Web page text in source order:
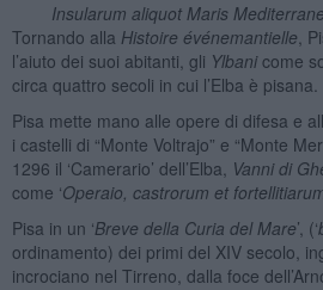
Insularum aliquot Maris
Tornando alla Histoire événemantielle,
l’aiuto dei suoi abitanti, gli Ylbanicome
circa quattro secoli in cui l’Elba è pisana.
Pisa mette mano alle opere di difesa e
i castelli di “Monte Voltrajo” e “Monte
1296 il ‘Camerario’ dell’Elba, Vanni di
come ‘Operaio, castrorum et
Pisa in un ‘Breve della Curia del Mare’, (‘
ordinamento) dei primi del XIV secolo,
incrociano nel Tirreno, dalla foce